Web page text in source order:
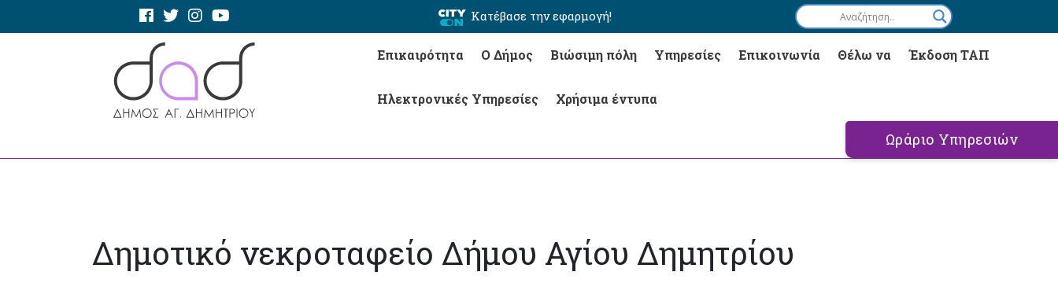
Κατέβασε την εφαρμογή!
Επικαιρότητα Ο Δήμος Βιώσιμη πόλη Υπηρεσίες Επικοινωνία Θέλω να Έκδοση ΤΑΠ
Ηλεκτρονικές Υπηρεσίες Χρήσιμα έντυπα
Ωράριο Υπηρεσιών
Δημοτικό νεκροταφείο Δήμου Αγίου Δημητρίου